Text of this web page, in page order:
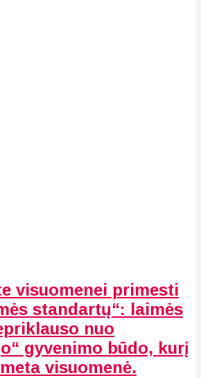
visuomenei primesti
standartų“: laimės
nuo
gyvenimo būdo, kurį
visuomenė.